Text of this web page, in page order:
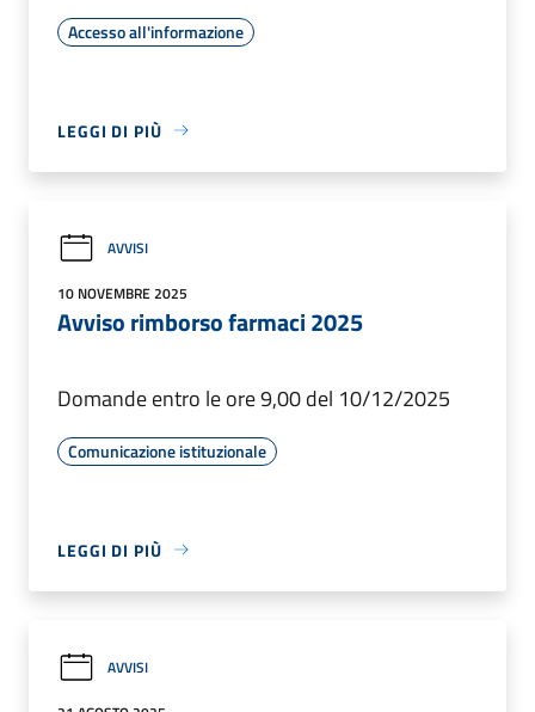
Accesso all'informazione
LEGGI DI PIÙ
AVVISI
10 NOVEMBRE 2025
Avviso rimborso farmaci 2025
Domande entro le ore 9,00 del 10/12/2025
Comunicazione istituzionale
LEGGI DI PIÙ
AVVISI